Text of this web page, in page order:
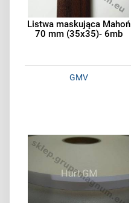
Listwa maskująca Mahoń
70 mm (35x35)- 6mb
GMV